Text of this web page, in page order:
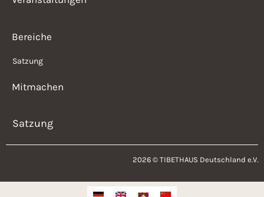
Bereiche
Satzung
Mitmachen
Satzung
2026 © TIBETHAUS Deutschland e.V.